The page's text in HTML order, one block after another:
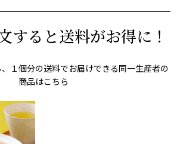
すると送料がお得に！
１個分の送料でお届けできる同一生産者の
商品はこちら